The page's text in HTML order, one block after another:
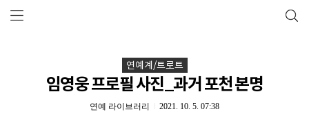
연예계/트로트
임영웅 프로필 사진_과거 포천 본명
연예 라이브러리 2021. 10. 5. 07:38